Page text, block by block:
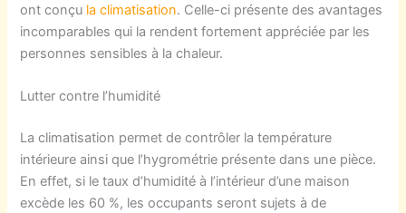
ont conçu la climatisation. Celle-ci présente des avantages
incomparables qui la rendent fortement appréciée par les
personnes sensibles à la chaleur.
Lutter contre l’humidité
La climatisation permet de contrôler la température
intérieure ainsi que l’hygrométrie présente dans une pièce.
En effet, si le taux d’humidité à l’intérieur d’une maison
excède les 60 %, les occupants seront sujets à de